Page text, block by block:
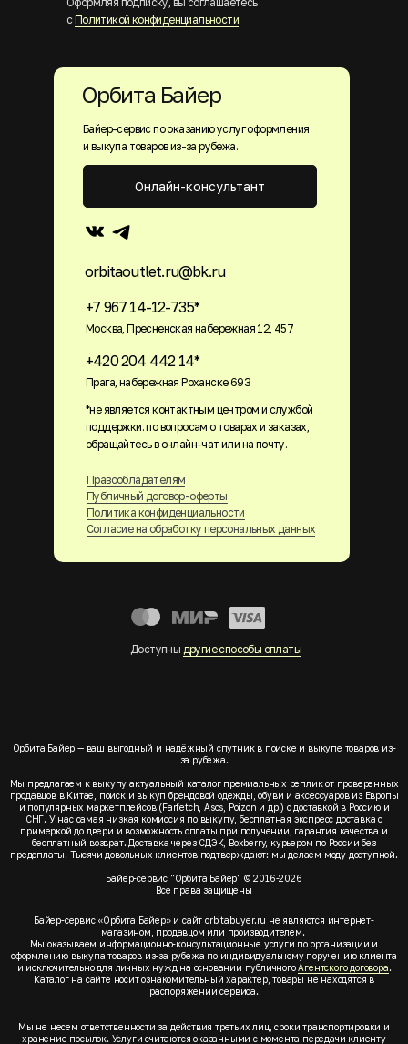
с Политикой конфиденциальности.
Байер-сервис по оказанию услуг оформления
и выкупа товаров из-за рубежа.
+7 967 14-12-735*
Москва, Пресненская набережная 12, 457
+420 204 442 14*
Прага, набережная Роханске 693
orbitaoutlet.ru@bk.ru
Правообладателям
Публичный договор-оферты
Политика конфиденциальности
Согласие на обработку персональных данных
Онлайн-консультант
Орбита Байер
Доступны другие способы оплаты
*не является контактным центром и службой
поддержки. по вопросам о товарах и заказах,
обращайтесь в онлайн-чат или на почту.
Орбита Байер — ваш выгодный и надёжный спутник в поиске и выкупе товаров из-
за рубежа.
Мы предлагаем к выкупу актуальный каталог премиальных реплик от проверенных
продавцов в Китае, поиск и выкуп брендовой одежды, обуви и аксессуаров из Европы
и популярных маркетплейсов (Farfetch, Asos, Poizon и др.) с доставкой в Россию и
СНГ. У нас самая низкая комиссия по выкупу, бесплатная экспресс доставка с
примеркой до двери и возможность оплаты при получении, гарантия качества и
бесплатный возврат. Доставка через СДЭК, Boxberry, курьером по России без
предоплаты. Тысячи довольных клиентов подтверждают: мы делаем моду доступной.
Байер-сервис "Орбита Байер" © 2016-2026
Все права защищены
Байер-сервис «Орбита Байер» и сайт orbitabuyer.ru не являются интернет-
магазином, продавцом или производителем.
Мы оказываем информационно-консультационные услуги по организации и
оформлению выкупа товаров из-за рубежа по индивидуальному поручению клиента
и исключительно для личных нужд на основании публичногоАгентского договора.
Каталог на сайте носит ознакомительный характер, товары не находятся в
распоряжении сервиса.
Мы не несем ответственности за действия третьих лиц, сроки транспортировки и
хранение посылок. Услуги считаются оказанными с момента передачи клиенту